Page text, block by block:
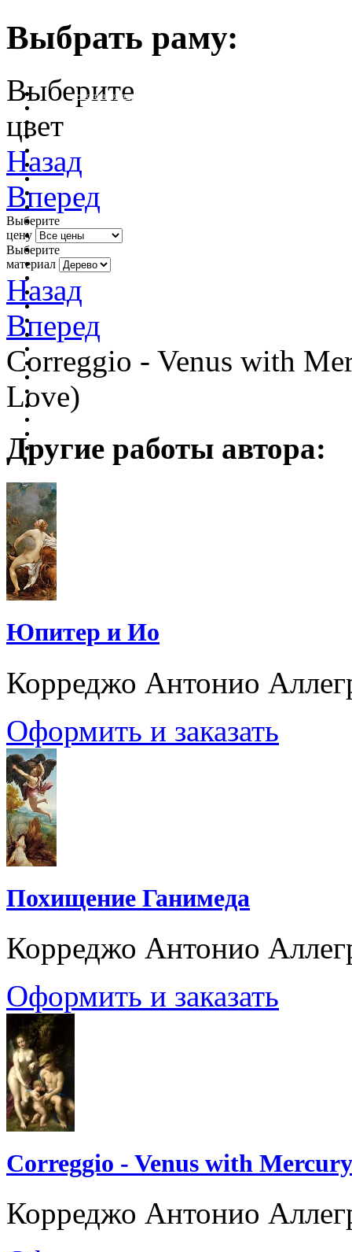
Выбрать раму:
очистить фильтр цвета
Выберите
цвет
Назад
Вперед
Выберите
цену
Выберите
материал
Назад
Вперед
Correggio - Venus with
Love)
Другие работы автора:
Юпитер и Ио
Корреджо Антонио
Оформить и заказать
Похищение Ганимеда
Корреджо Антонио
Оформить и заказать
Correggio - Venus with
Корреджо Антонио